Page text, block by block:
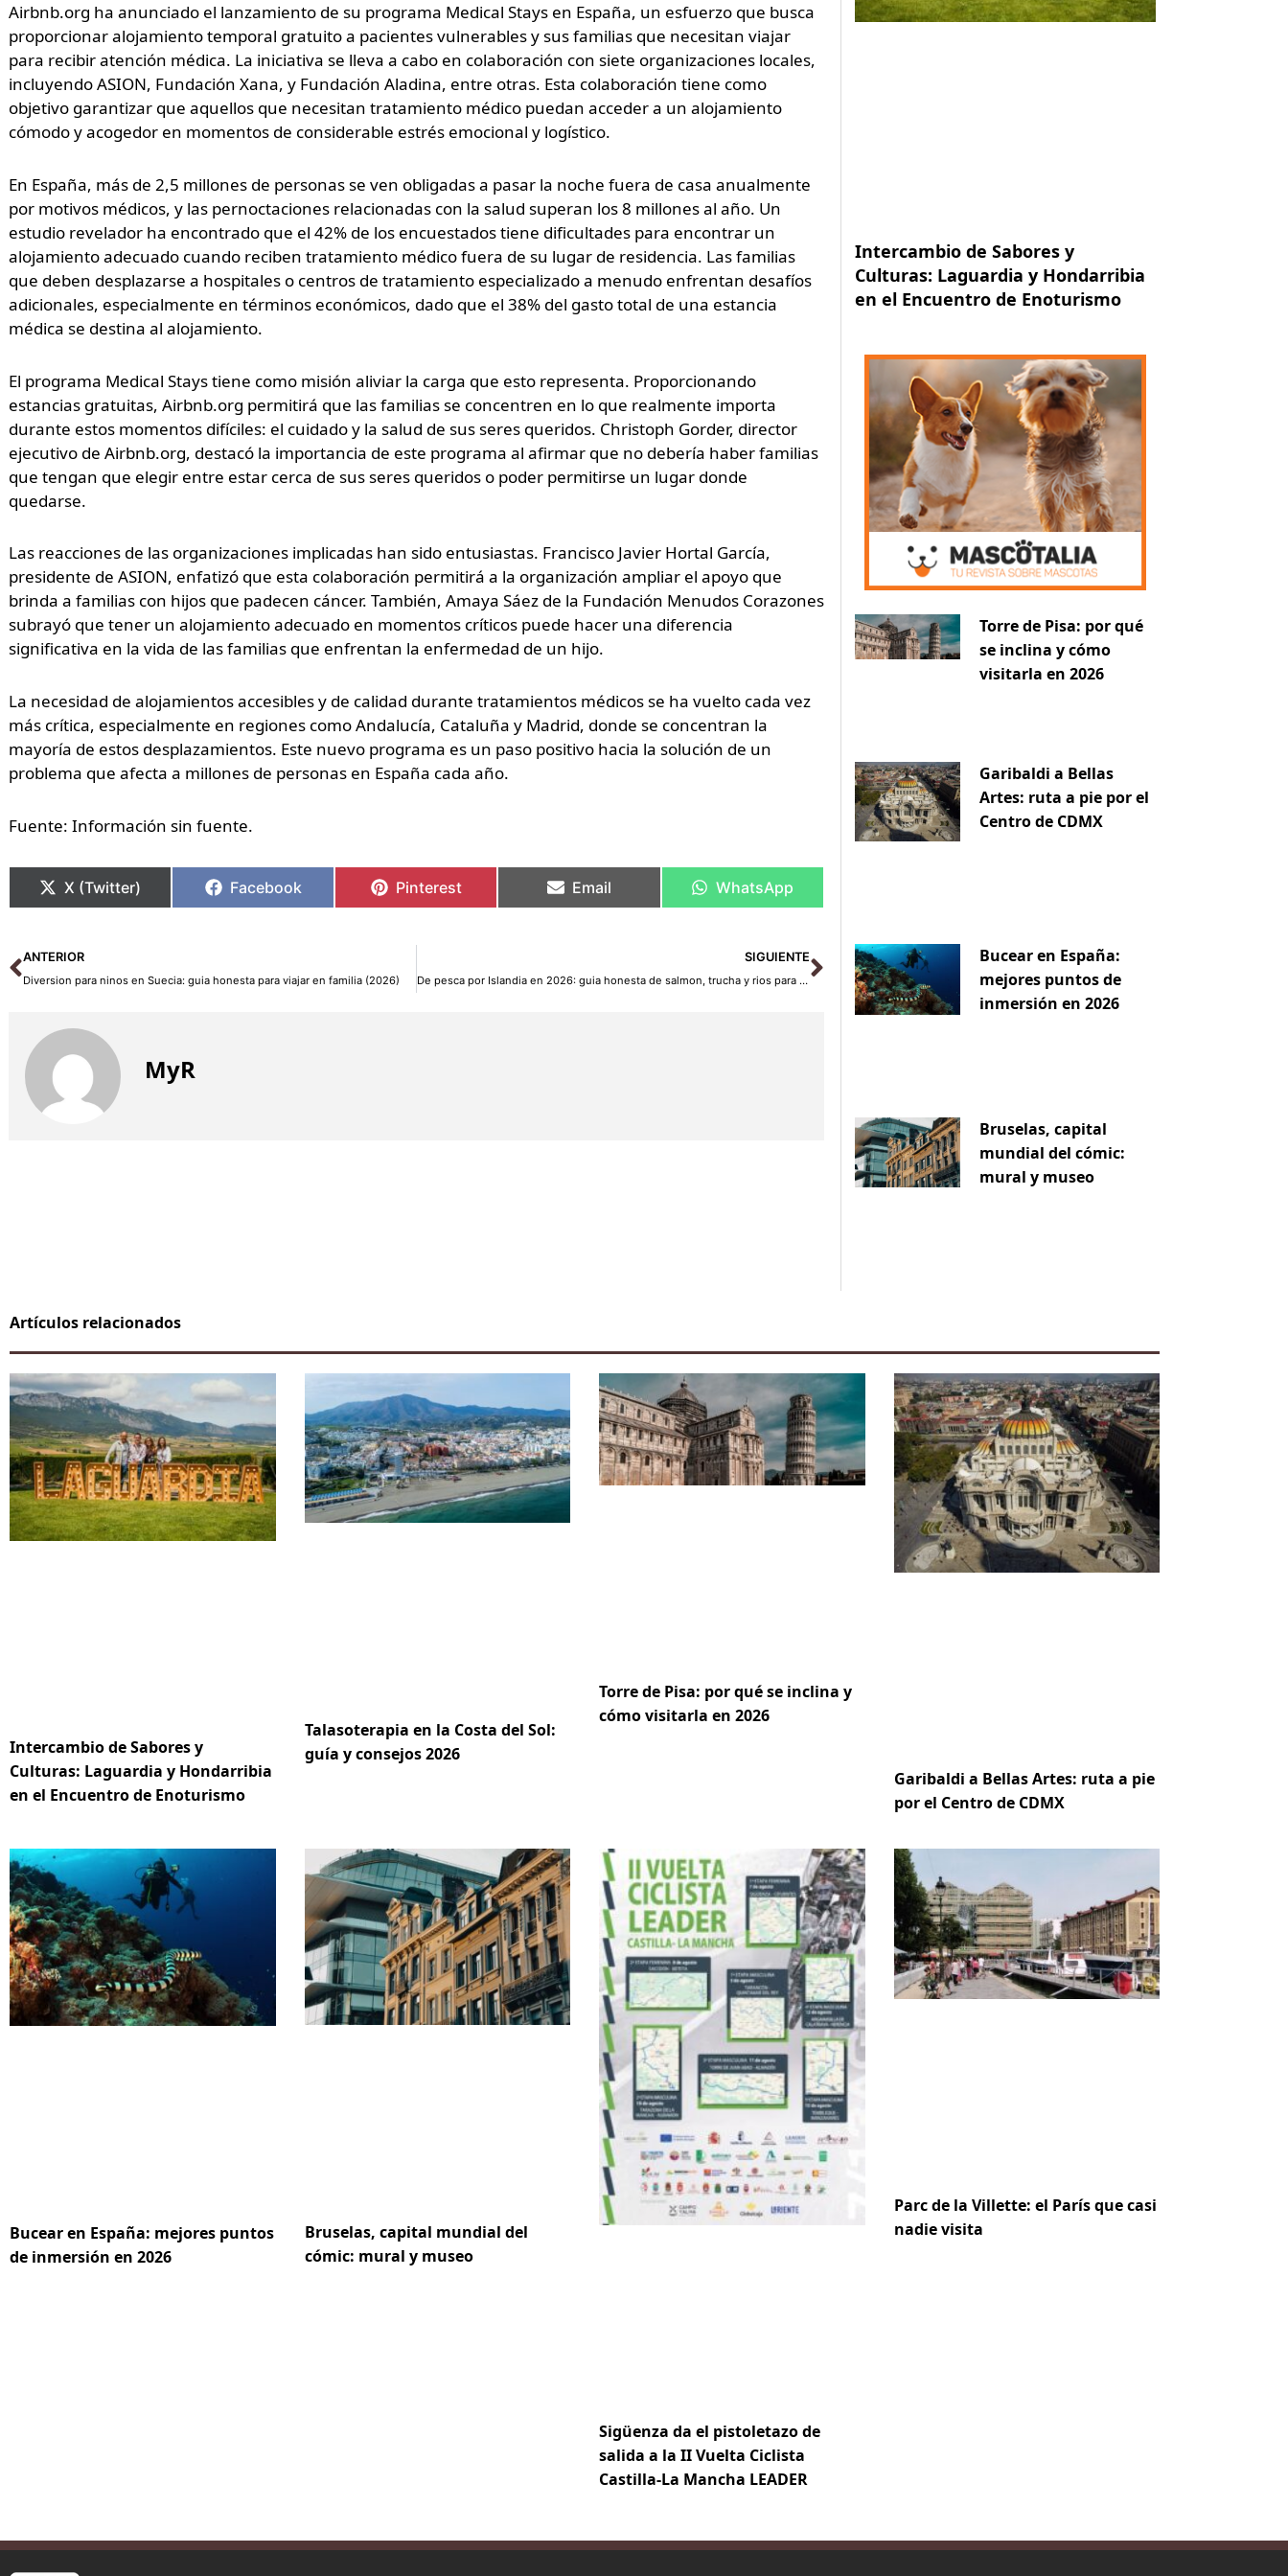
Airbnb.org ha anunciado el lanzamiento de su programa Medical Stays en España, un esfuerzo que busca
proporcionar alojamiento temporal gratuito a pacientes vulnerables y sus familias que necesitan viajar
para recibir atención médica. La iniciativa se lleva a cabo en colaboración con siete organizaciones locales,
incluyendo ASION, Fundación Xana, y Fundación Aladina, entre otras. Esta colaboración tiene como
objetivo garantizar que aquellos que necesitan tratamiento médico puedan acceder a un alojamiento
cómodo y acogedor en momentos de considerable estrés emocional y logístico.
En España, más de 2,5 millones de personas se ven obligadas a pasar la noche fuera de casa anualmente
por motivos médicos, y las pernoctaciones relacionadas con la salud superan los 8 millones al año. Un
estudio revelador ha encontrado que el 42% de los encuestados tiene dificultades para encontrar un
alojamiento adecuado cuando reciben tratamiento médico fuera de su lugar de residencia. Las familias
que deben desplazarse a hospitales o centros de tratamiento especializado a menudo enfrentan desafíos
adicionales, especialmente en términos económicos, dado que el 38% del gasto total de una estancia
médica se destina al alojamiento.
El programa Medical Stays tiene como misión aliviar la carga que esto representa. Proporcionando
estancias gratuitas, Airbnb.org permitirá que las familias se concentren en lo que realmente importa
durante estos momentos difíciles: el cuidado y la salud de sus seres queridos. Christoph Gorder, director
ejecutivo de Airbnb.org, destacó la importancia de este programa al afirmar que no debería haber familias
que tengan que elegir entre estar cerca de sus seres queridos o poder permitirse un lugar donde
quedarse.
Las reacciones de las organizaciones implicadas han sido entusiastas. Francisco Javier Hortal García,
presidente de ASION, enfatizó que esta colaboración permitirá a la organización ampliar el apoyo que
brinda a familias con hijos que padecen cáncer. También, Amaya Sáez de la Fundación Menudos Corazones
subrayó que tener un alojamiento adecuado en momentos críticos puede hacer una diferencia
significativa en la vida de las familias que enfrentan la enfermedad de un hijo.
La necesidad de alojamientos accesibles y de calidad durante tratamientos médicos se ha vuelto cada vez
más crítica, especialmente en regiones como Andalucía, Cataluña y Madrid, donde se concentran la
mayoría de estos desplazamientos. Este nuevo programa es un paso positivo hacia la solución de un
problema que afecta a millones de personas en España cada año.
Fuente: Información sin fuente.
X (Twitter) Facebook Pinterest Email WhatsApp
Ant
ANTERIOR
Diversion para ninos en Suecia: guia honesta para viajar en familia (2026)
SIGUIENTE
De pesca por Islandia en 2026: guia honesta de salmon, trucha y rios para viajeros
Siguiente
MyR
Intercambio de Sabores y
Culturas: Laguardia y Hondarribia
en el Encuentro de Enoturismo
Torre de Pisa: por qué
se inclina y cómo
visitarla en 2026
Garibaldi a Bellas
Artes: ruta a pie por el
Centro de CDMX
Bucear en España:
mejores puntos de
inmersión en 2026
Bruselas, capital
mundial del cómic:
mural y museo
Artículos relacionados
Intercambio de Sabores y
Culturas: Laguardia y Hondarribia
en el Encuentro de Enoturismo
Talasoterapia en la Costa del Sol:
guía y consejos 2026
Torre de Pisa: por qué se inclina y
cómo visitarla en 2026
Garibaldi a Bellas Artes: ruta a pie
por el Centro de CDMX
Bucear en España: mejores puntos
de inmersión en 2026
Bruselas, capital mundial del
cómic: mural y museo
Sigüenza da el pistoletazo de
salida a la II Vuelta Ciclista
Castilla-La Mancha LEADER
Parc de la Villette: el París que casi
nadie visita